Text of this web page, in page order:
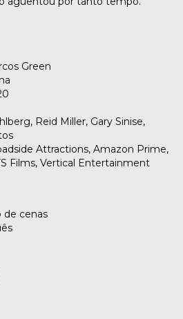
Green
Reid Miller, Gary Sinise,
Attractions, Amazon Prime,
Films, Vertical Entertainment
de cenas